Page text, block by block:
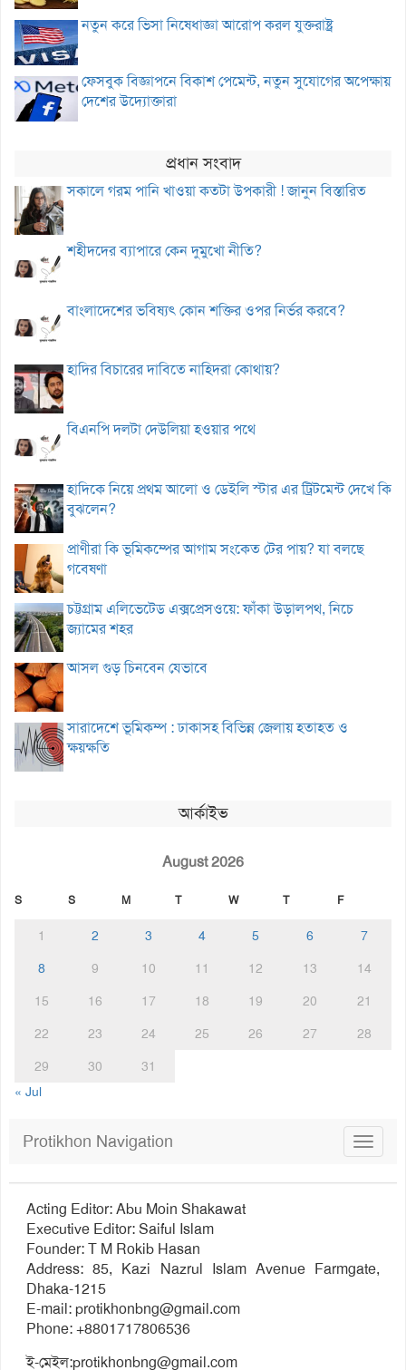
নতুন করে ভিসা নিষেধাজ্ঞা আরোপ করল যুক্তরাষ্ট্র
ফেসবুক বিজ্ঞাপনে বিকাশ পেমেন্ট, নতুন সুযোগের অপেক্ষায়
দেশের উদ্যোক্তারা
প্রধান সংবাদ
সকালে গরম পানি খাওয়া কতটা উপকারী ! জানুন বিস্তারিত
শহীদদের ব্যাপারে কেন দুমুখো নীতি?
বাংলাদেশের ভবিষ্যৎ কোন শক্তির ওপর নির্ভর করবে?
হাদির বিচারের দাবিতে নাহিদরা কোথায়?
বিএনপি দলটা দেউলিয়া হওয়ার পথে
হাদিকে নিয়ে প্রথম আলো ও ডেইলি স্টার এর ট্রিটমেন্ট দেখে কি
বুঝলেন?
প্রাণীরা কি ভূমিকম্পের আগাম সংকেত টের পায়? যা বলছে
গবেষণা
চট্টগ্রাম এলিভেটেড এক্সপ্রেসওয়ে: ফাঁকা উড়ালপথ, নিচে
জ্যামের শহর
আসল গুড় চিনবেন যেভাবে
সারাদেশে ভূমিকম্প : ঢাকাসহ বিভিন্ন জেলায় হতাহত ও
ক্ষয়ক্ষতি
আর্কাইভ
August 2026
S S M T W T F
1 2 3 4 5 6
7
8
9 10 11 12 13
14
15
16 17 18 19 20
21
22
23 24 25 26 27
28
29
30
31
« Jul
Toggle
Protikhon Navigation
Acting Editor: Abu Moin Shakawat
Executive Editor: Saiful Islam
Founder: T M Rokib Hasan
Address: 85, Kazi Nazrul Islam Avenue Farmgate,
Dhaka-1215
E-mail:protikhonbng@gmail.com
Phone: +8801717806536
ই-মেইল:protikhonbng@gmail.com